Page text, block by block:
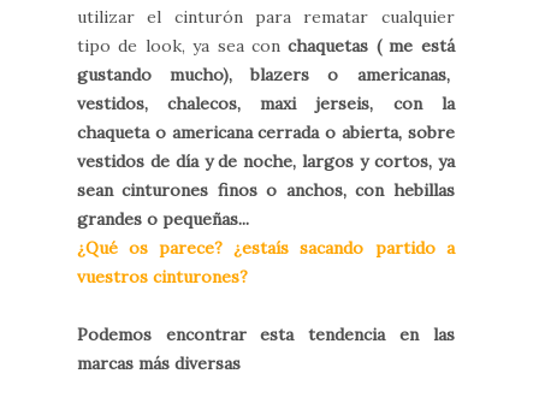
utilizar el cinturón para rematar cualquier
tipo de look, ya sea conchaquetas ( me está
gustando mucho), blazers o americanas,
vestidos, chalecos, maxi jerseis, con la
chaqueta o americana cerrada o abierta, sobre
vestidos de día y de noche, largos y cortos, ya
sean cinturones finos o anchos, con hebillas
grandes o pequeñas...
¿Qué os parece? ¿estaís sacando partido a
vuestros cinturones?
Podemos encontrar esta tendencia en las
marcas más diversas